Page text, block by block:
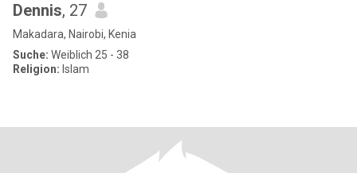
Dennis, 27
Makadara, Nairobi, Kenia
Suche: Weiblich 25 - 38
Religion: Islam